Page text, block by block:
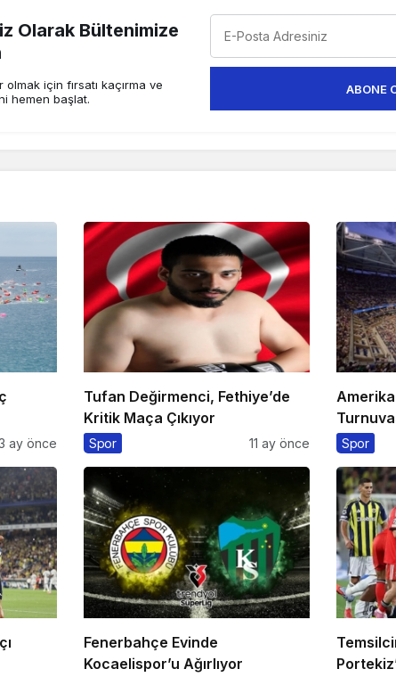
Olarak Bültenimize
için fırsatı kaçırma ve
hemen başlat.
ABONE
ay önce
Tufan Değirmenci, Fethiye’de
Kritik Maça Çıkıyor
Spor 11 ay önce Spor
Fenerbahçe Evinde
Kocaelispor’u Ağırlıyor